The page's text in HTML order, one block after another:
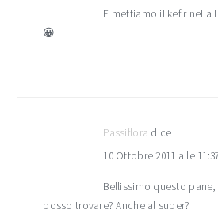
E mettiamo il kefir nella
😀
Passiflora dice
10 Ottobre 2011 alle
Bellissimo questo
posso trovare? Anche al super?